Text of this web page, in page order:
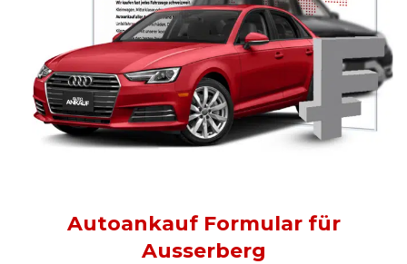
Autoankauf Formular für
Ausserberg